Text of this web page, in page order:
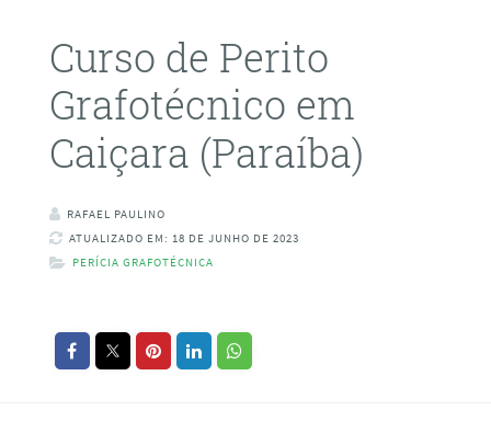
Curso de Perito
Grafotécnico em
Caiçara (Paraíba)
RAFAEL PAULINO
ATUALIZADO EM: 18 DE JUNHO DE 2023
PERÍCIA GRAFOTÉCNICA